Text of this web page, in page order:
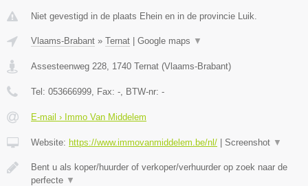
Niet gevestigd in de plaats Ehein en in de provincie Luik.
Vlaams-Brabant » Ternat Google maps ▼
Assesteenweg 228 1740 Ternat (Vlaams-Brabant)
Tel: 053666999 , Fax: - , BTW-nr: -
E-mail › Immo Van Middelem
Website: https://www.immovanmiddelem.be/nl/ Screenshot ▼
Bent u als koper/huurder of verkoper/verhuurder op zoek naar de
perfecte ▼